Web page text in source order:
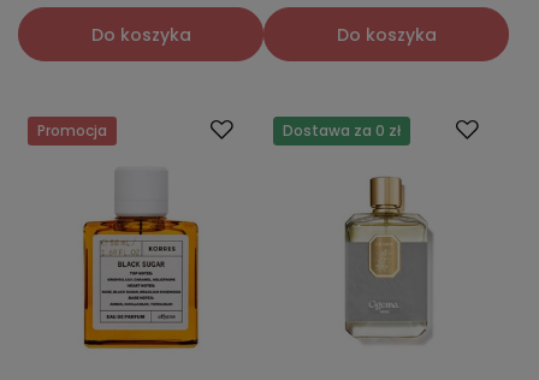
Do koszyka Do koszyka
Promocja Dostawa za 0 zł